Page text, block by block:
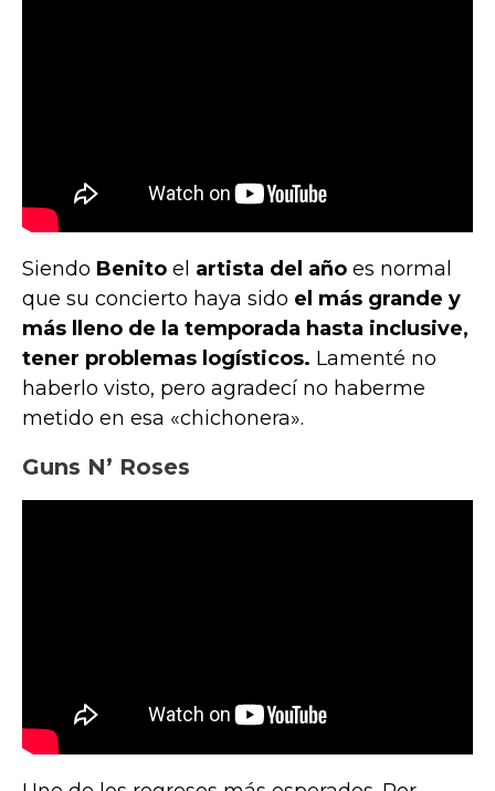
Siendo Benito el artista del año es normal
que su concierto haya sido el más grande y
más lleno de la temporada hasta inclusive,
tener problemas logísticos. Lamenté no
haberlo visto, pero agradecí no haberme
metido en esa «chichonera».
Guns N’ Roses